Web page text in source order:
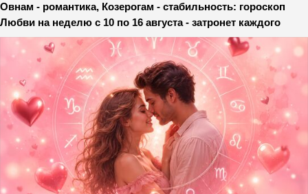
Овнам - романтика, Козерогам - стабильность: гороскоп
Любви на неделю с 10 по 16 августа - затронет каждого